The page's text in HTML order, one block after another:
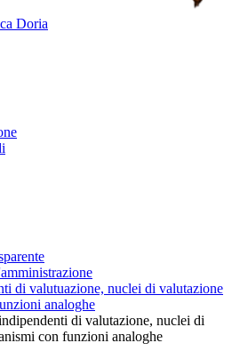
Doria
di valutuazione, nuclei di valutazione
analoghe
di valutazione, nuclei di
con funzioni analoghe